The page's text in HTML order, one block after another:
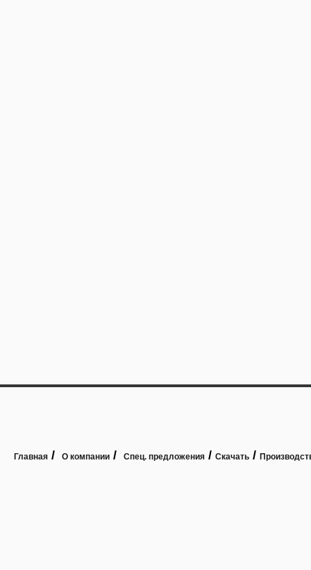
Главная / О компании / Спец. предложения / Скачать /